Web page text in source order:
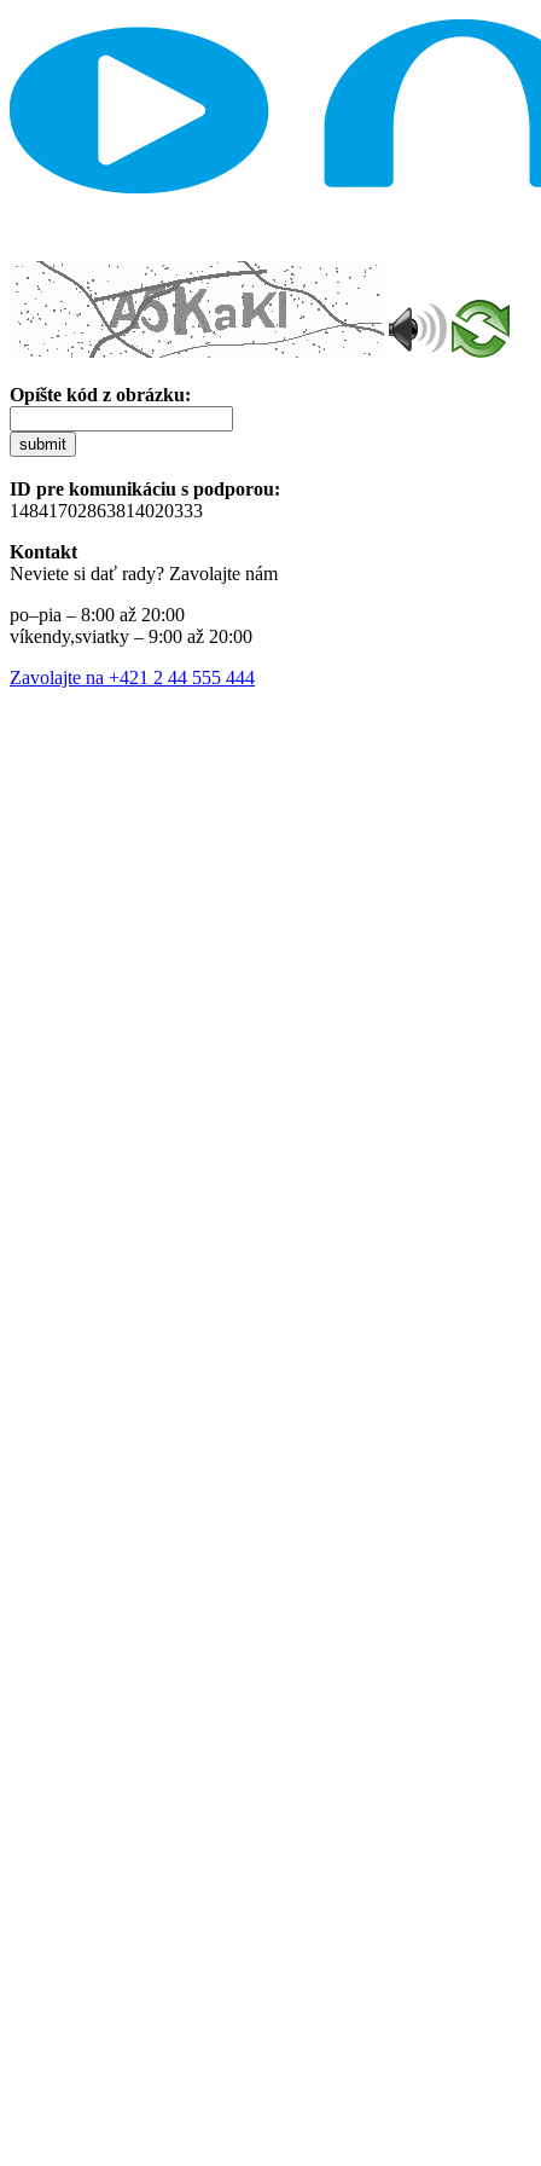
Opíšte kód z obrázku:
submit
ID pre komunikáciu s podporou:
14841702863814020333
Kontakt
Neviete si dať rady? Zavolajte nám
po–pia – 8:00 až 20:00
víkendy,sviatky – 9:00 až 20:00
Zavolajte na +421 2 44 555 444